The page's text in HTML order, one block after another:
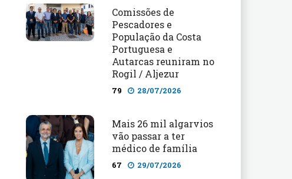
Comissões de
Pescadores e
População da Costa
Portuguesa e
Autarcas reuniram no
Rogil / Aljezur
79 28/07/2026
Mais 26 mil algarvios
vão passar a ter
médico de família
67 29/07/2026